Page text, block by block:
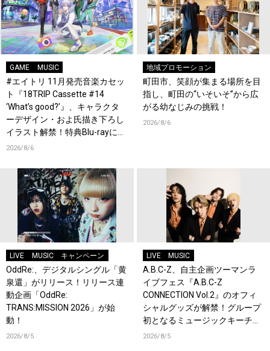
GAME MUSIC
#エイトリ 11月発売音楽カセッ
ト『18TRIP Cassette #14
‘What’s good?’』、キャラクタ
ーデザイン・およ氏描き下ろし
イラスト解禁！特典Blu-rayには
『HAMAツアーズ全体会議』が
2026/8/6
地域プロモーション
町田市、笑顔が集まる場所を目
指し、町田の“いそいそ”から広
がる幼なじみの挑戦！
2026/8/6
LIVE MUSIC キャンペーン
OddRe:、デジタルシングル「黄
泉還」がリリース！リリース連
動企画「OddRe:
TRANS:MISSION 2026」が始
動！
2026/8/5
LIVE MUSIC
A.B.C-Z、自主企画ツーマンラ
イブフェス『A.B.C-Z
CONNECTION Vol.2』のオフィ
シャルグッズが解禁！グループ
初となるミュージックキーチェ
ーンが登場！
2026/8/5